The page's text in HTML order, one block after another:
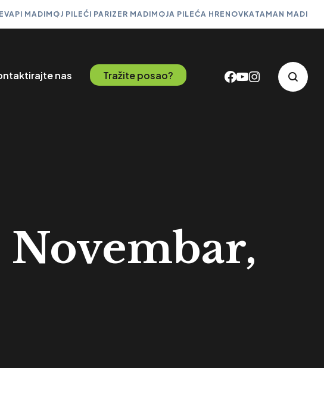
MADIMOJ PILEĆI PARIZER MADIMOJA PILEĆA HRENOVKATAMAN MADI
nas Tražite posao?